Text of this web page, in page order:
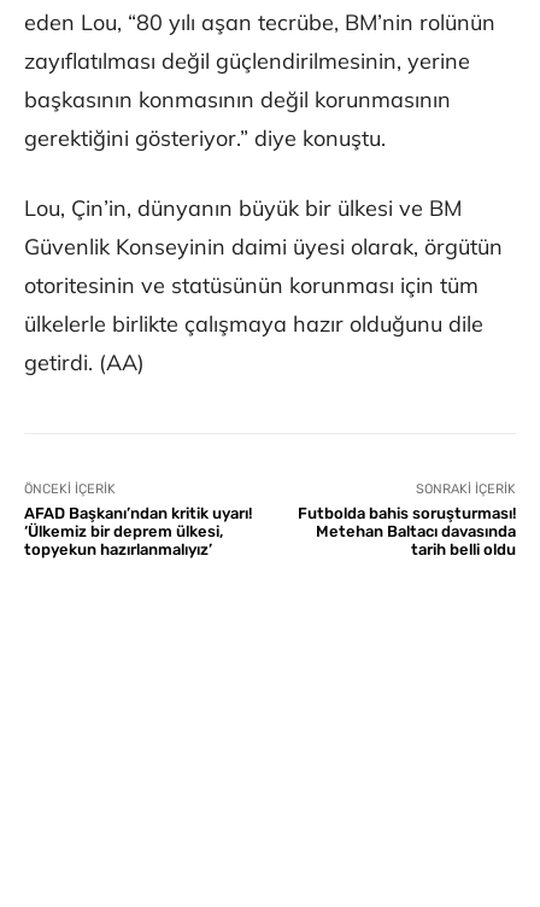
eden Lou, “80 yılı aşan tecrübe, BM’nin rolünün
zayıflatılması değil güçlendirilmesinin, yerine
başkasının konmasının değil korunmasının
gerektiğini gösteriyor.” diye konuştu.
Lou, Çin’in, dünyanın büyük bir ülkesi ve BM
Güvenlik Konseyinin daimi üyesi olarak, örgütün
otoritesinin ve statüsünün korunması için tüm
ülkelerle birlikte çalışmaya hazır olduğunu dile
getirdi. (AA)
ÖNCEKI İÇERIK
AFAD Başkanı’ndan kritik uyarı!
‘Ülkemiz bir deprem ülkesi,
topyekun hazırlanmalıyız’
SONRAKI İÇERIK
Futbolda bahis soruşturması!
Metehan Baltacı davasında
tarih belli oldu